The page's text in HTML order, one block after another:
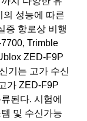
의 성능에 따른
증 항로상 비행
Trimble
ZED-F9P
기는 고가 수신
가 ZED-F9P
된다. 시험에
및 수신가능